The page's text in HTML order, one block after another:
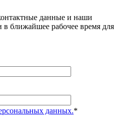
данные и наши
ближайшее рабочее время для
данных.*